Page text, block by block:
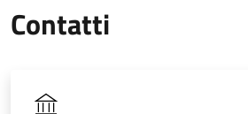
Contatti